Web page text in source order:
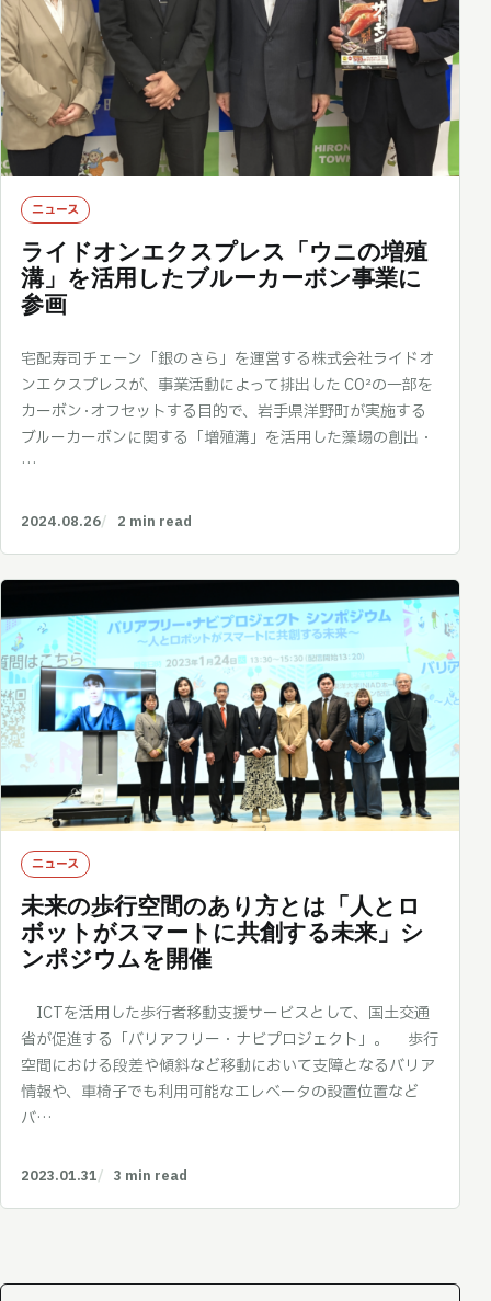
ニュース
ライドオンエクスプレス「ウニの増殖
溝」を活用したブルーカーボン事業に
参画
宅配寿司チェーン「銀のさら」を運営する株式会社ライドオ
ンエクスプレスが、事業活動によって排出した CO²の一部を
カーボン･オフセットする目的で、岩手県洋野町が実施する
ブルーカーボンに関する「増殖溝」を活用した藻場の創出・
…
2024.08.26 2 min read
ニュース
未来の歩行空間のあり方とは「人とロ
ボットがスマートに共創する未来」シ
ンポジウムを開催
ICTを活用した歩行者移動支援サービスとして、国土交通
省が促進する「バリアフリー・ナビプロジェクト」。 歩行
空間における段差や傾斜など移動において支障となるバリア
情報や、車椅子でも利用可能なエレベータの設置位置など
バ…
2023.01.31 3 min read